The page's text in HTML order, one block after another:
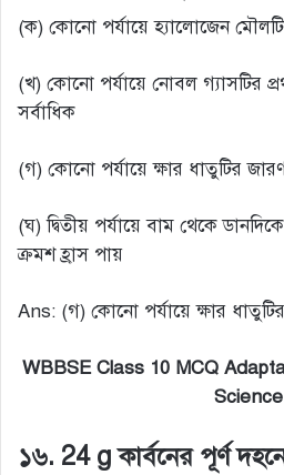
(ক) কোনো পর্যায়ে হ্যালোজেন
(খ) কোনো পর্যায়ে নোবল গ্যাসটির
সর্বাধিক
(গ) কোনো পর্যায়ে ক্ষার ধাতুটির
(ঘ) দ্বিতীয় পর্যায়ে বাম থেকে
ক্রমশ হ্রাস পায়
Ans: (গ) কোনো পর্যায়ে ক্ষার
WBBSE Class 10 MCQ
Science
১৬. 24 g কার্বনের পূর্ণ